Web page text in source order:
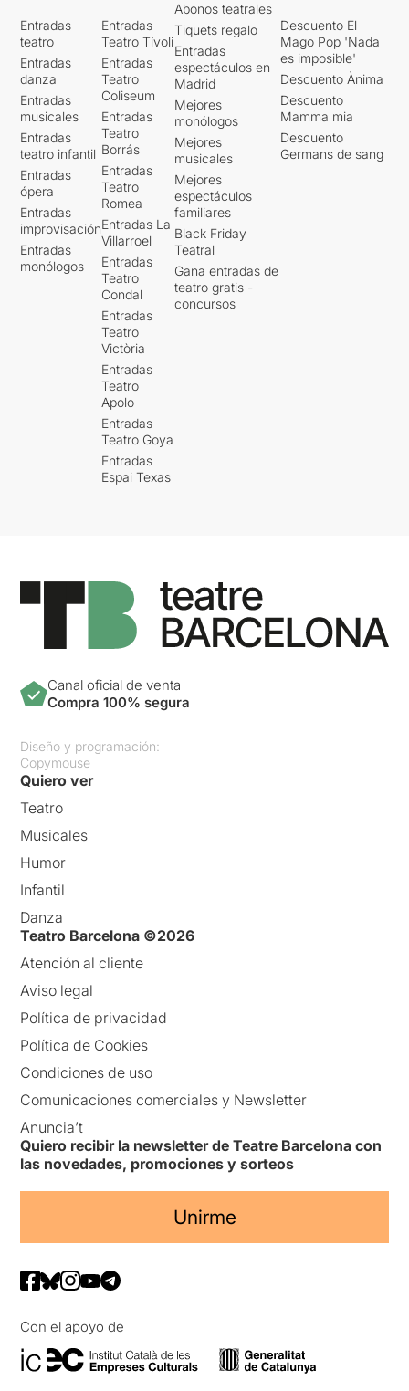
Entradas
teatro
Entradas
danza
Entradas
musicales
Entradas
teatro infantil
Entradas
ópera
Entradas
improvisación
Entradas
monólogos
Entradas
Teatro Tívoli
Entradas
Teatro
Coliseum
Entradas
Teatro
Borrás
Entradas
Teatro
Romea
Entradas La
Villarroel
Entradas
Teatro
Condal
Entradas
Teatro
Victòria
Entradas
Teatro
Apolo
Entradas
Teatro Goya
Entradas
Espai Texas
Abonos teatrales
Tiquets regalo
Entradas
espectáculos en
Madrid
Mejores
monólogos
Mejores
musicales
Mejores
espectáculos
familiares
Black Friday
Teatral
Gana entradas de
teatro gratis -
concursos
Descuento El
Mago Pop 'Nada
es imposible'
Descuento Ànima
Descuento
Mamma mia
Descuento
Germans de sang
Canal oficial de venta
Compra 100% segura
Diseño y programación:
Copymouse
Quiero ver
Teatro
Musicales
Humor
Infantil
Danza
Teatro Barcelona ©2026
Atención al cliente
Aviso legal
Política de privacidad
Política de Cookies
Condiciones de uso
Comunicaciones comerciales y Newsletter
Anuncia’t
Quiero recibir la newsletter de Teatre Barcelona con
las novedades, promociones y sorteos
Unirme
Con el apoyo de